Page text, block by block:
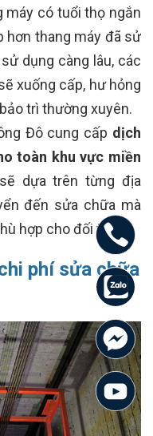
máy có tuổi thọ ngắn
hơn thang máy đã sử
dụng càng lâu, các
xuống cấp, hư hỏng
trì thường xuyên.
Đô cung cấp dịch
toàn khu vực miền
dựa trên từng địa
đến sửa chữa mà
hợp cho đối tác.
phí sửa chữa